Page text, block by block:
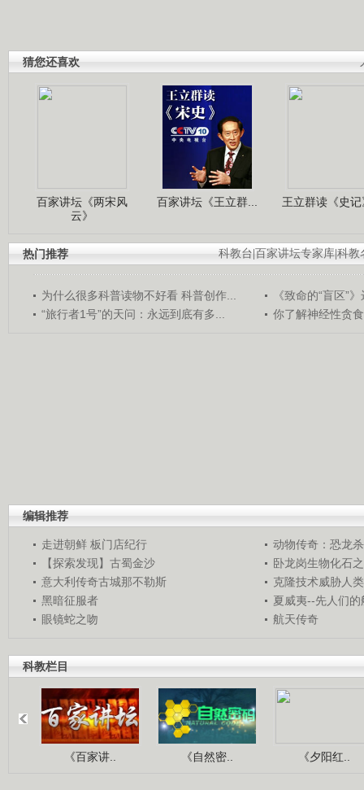
猜您还喜欢
百家讲坛《两宋风
云》
百家讲坛《王立群... 王立群读《史
科教台 百家讲坛专家库 科教
热门推荐
为什么很多科普读物不好看 科普创作...
《致命的“盲区”
“旅行者1号”的天问：永远到底有多...
你了解神经性贪
编辑推荐
走进朝鲜 板门店纪行
动物传奇：恐龙
【探索发现】古蜀金沙
卧龙岗生物化石
意大利传奇古城那不勒斯
克隆技术威胁人
黑暗征服者
夏威夷--先人们的
眼镜蛇之吻
航天传奇
科教栏目
《百家讲.. 《自然密.. 《夕阳红..